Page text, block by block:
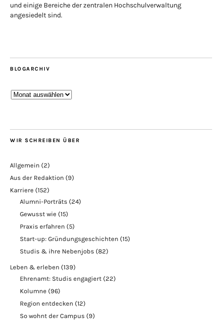
und einige Bereiche der zentralen Hochschulverwaltung
angesiedelt sind.
BLOGARCHIV
Blogarchiv
WIR SCHREIBEN ÜBER
Allgemein (2)
Aus der Redaktion (9)
Karriere (152)
Alumni-Porträts (24)
Gewusst wie (15)
Praxis erfahren (5)
Start-up: Gründungsgeschichten (15)
Studis & ihre Nebenjobs (82)
Leben & erleben (139)
Ehrenamt: Studis engagiert (22)
Kolumne (96)
Region entdecken (12)
So wohnt der Campus (9)